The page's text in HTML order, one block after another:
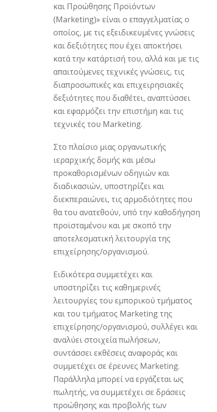
και Προώθησης Προϊόντων
(Marketing)» είναι ο επαγγελματίας ο
οποίος, με τις εξειδικευμένες γνώσεις
και δεξιότητες που έχει αποκτήσει
κατά την κατάρτισή του, αλλά και με τις
απαιτούμενες τεχνικές γνώσεις, τις
διαπροσωπικές και επιχειρησιακές
δεξιότητες που διαθέτει, αναπτύσσει
και εφαρμόζει την επιστήμη και τις
τεχνικές του Marketing.
Στο πλαίσιο μιας οργανωτικής
ιεραρχικής δομής και μέσω
προκαθορισμένων οδηγιών και
διαδικασιών, υποστηρίζει και
διεκπεραιώνει, τις αρμοδιότητες που
θα του ανατεθούν, υπό την καθοδήγηση
προϊσταμένου και με σκοπό την
αποτελεσματική λειτουργία της
επιχείρησης/οργανισμού.
Ειδικότερα συμμετέχει και
υποστηρίζει τις καθημερινές
λειτουργίες του εμπορικού τμήματος
και του τμήματος Marketing της
επιχείρησης/οργανισμού, συλλέγει και
αναλύει στοιχεία πωλήσεων,
συντάσσει εκθέσεις αναφοράς και
συμμετέχει σε έρευνες Marketing.
Παράλληλα μπορεί να εργάζεται ως
πωλητής, να συμμετέχει σε δράσεις
προώθησης και προβολής των